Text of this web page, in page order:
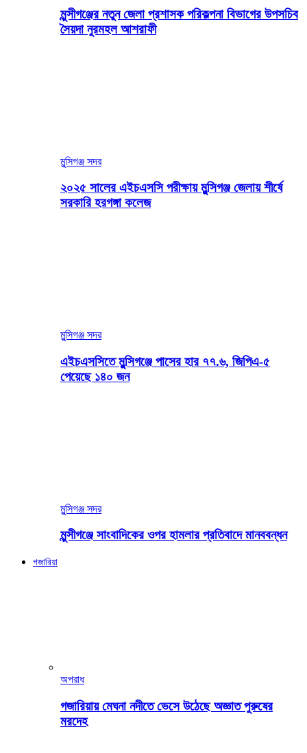
মুন্সীগঞ্জের নতুন জেলা প্রশাসক পরিকল্পনা বিভাগের উপসচিব
সৈয়দা নুরমহল আশরাফী
মুন্সিগঞ্জ সদর
২০২৫ সালের এইচএসসি পরীক্ষায় মুন্সিগঞ্জ জেলায় শীর্ষে
সরকারি হরগঙ্গা কলেজ
মুন্সিগঞ্জ সদর
এইচএসসিতে মুন্সিগঞ্জে পাসের হার ৭৭.৬, জিপিএ-৫
পেয়েছে ১৪০ জন
মুন্সিগঞ্জ সদর
মুন্সীগঞ্জে সাংবাদিকের ওপর হামলার প্রতিবাদে মানববন্ধন
গজারিয়া
অপরাধ
গজারিয়ায় মেঘনা নদীতে ভেসে উঠেছে অজ্ঞাত পুরুষের
মরদেহ